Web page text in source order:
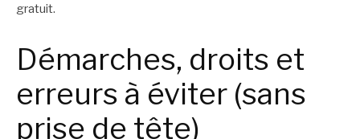
gratuit.
Démarches, droits et
erreurs à éviter (sans
prise de tête)